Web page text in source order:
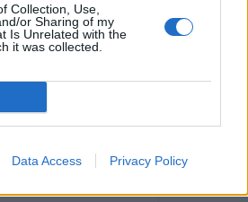
Collection, Use,
or Sharing of my
Is Unrelated with the
it was collected.
Data Access Privacy Policy
για μόνιμο